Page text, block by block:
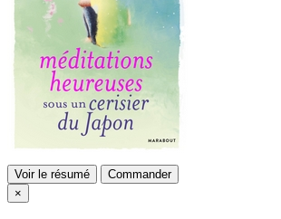
Voir le résumé
Commander
×